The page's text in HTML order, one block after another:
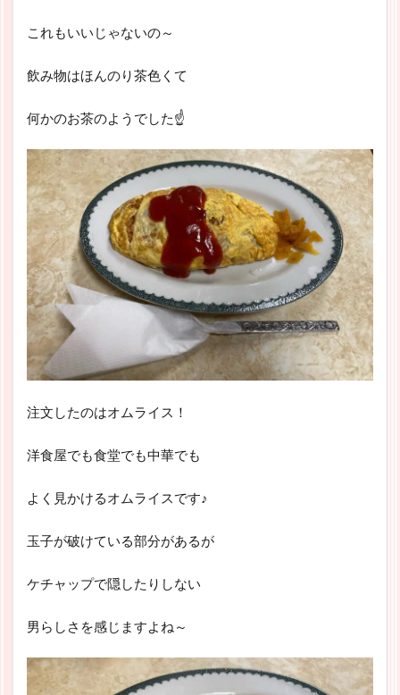
これもいいじゃないの～
飲み物はほんのり茶色くて
何かのお茶のようでした☝
注文したのはオムライス！
洋食屋でも食堂でも中華でも
よく見かけるオムライスです♪
玉子が破けている部分があるが
ケチャップで隠したりしない
男らしさを感じますよね～